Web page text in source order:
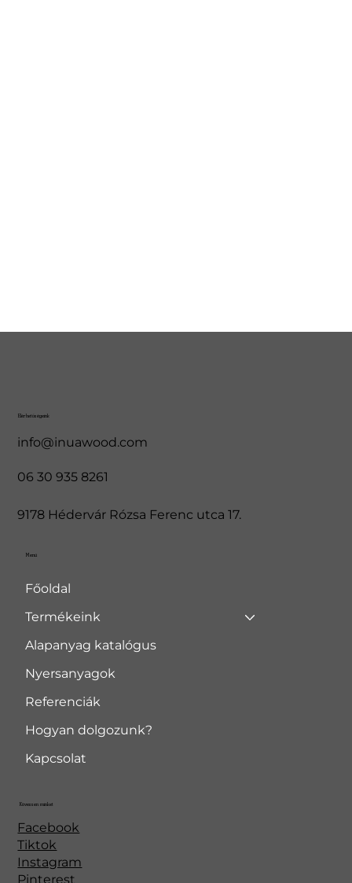
Elérhetőségeink
info@inuawood.com
06 30 935 8261
9178 Hédervár Rózsa Ferenc utca 17.
Menü
Főoldal
Termékeink
Alapanyag katalógus
Nyersanyagok
Referenciák
Hogyan dolgozunk?
Kapcsolat
Facebook
Tiktok
Instagram
Pinterest
Kövessen minket